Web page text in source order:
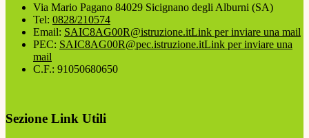
Via Mario Pagano 84029 Sicignano degli Alburni (SA)
Tel: 0828/210574
Email: SAIC8AG00R@istruzione.itLink per inviare una mail
PEC: SAIC8AG00R@pec.istruzione.itLink per inviare una
mail
C.F.: 91050680650
Sezione Link Utili